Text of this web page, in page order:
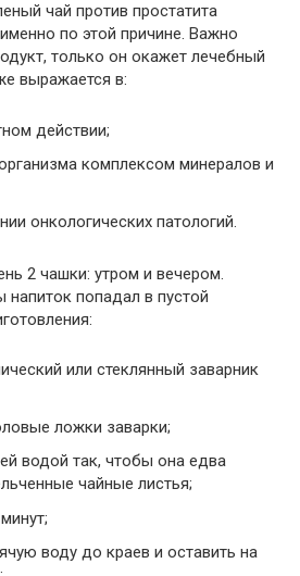
чай против простатита
по этой причине. Важно
только он окажет лечебный
выражается в:
действии;
комплексом минералов и
онкологических патологий.
2 чашки: утром и вечером.
напиток попадал в пустой
или стеклянный заварник
ложки заварки;
водой так, чтобы она едва
чайные листья;
воду до краев и оставить на